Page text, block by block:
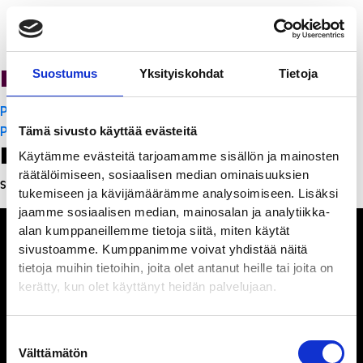
Suostumus Yksityiskohdat Tietoja
Tämä sivusto käyttää evästeitä
Käytämme evästeitä tarjoamamme sisällön ja mainosten
räätälöimiseen, sosiaalisen median ominaisuuksien
tukemiseen ja kävijämäärämme analysoimiseen. Lisäksi
jaamme sosiaalisen median, mainosalan ja analytiikka-
alan kumppaneillemme tietoja siitä, miten käytät
sivustoamme. Kumppanimme voivat yhdistää näitä
tietoja muihin tietoihin, joita olet antanut heille tai joita on
kerätty, kun olet käyttänyt heidän palvelujaan.
valinta
Välttämätön
PanchoVilla
Artikkelien
selaus
PanchoVilla
PanchoVilla
Leave a Reply
Sinun täytyy kirjautua sisään